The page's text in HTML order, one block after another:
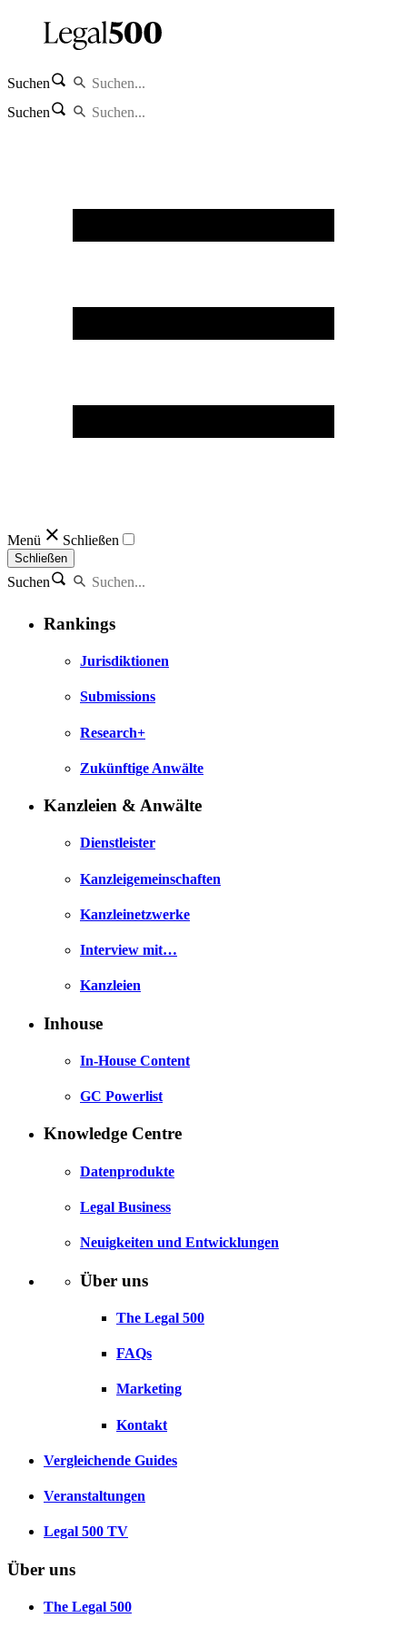
Suchen
Suchen
Menü Schließen
Schließen
Suchen
Rankings
Jurisdiktionen
Submissions
Research+
Zukünftige Anwälte
Kanzleien & Anwälte
Dienstleister
Kanzleigemeinschaften
Kanzleinetzwerke
Interview mit…
Kanzleien
Inhouse
In-House Content
GC Powerlist
Knowledge Centre
Datenprodukte
Legal Business
Neuigkeiten und Entwicklungen
Über uns
The Legal 500
FAQs
Marketing
Kontakt
Vergleichende Guides
Veranstaltungen
Legal 500 TV
Über uns
The Legal 500